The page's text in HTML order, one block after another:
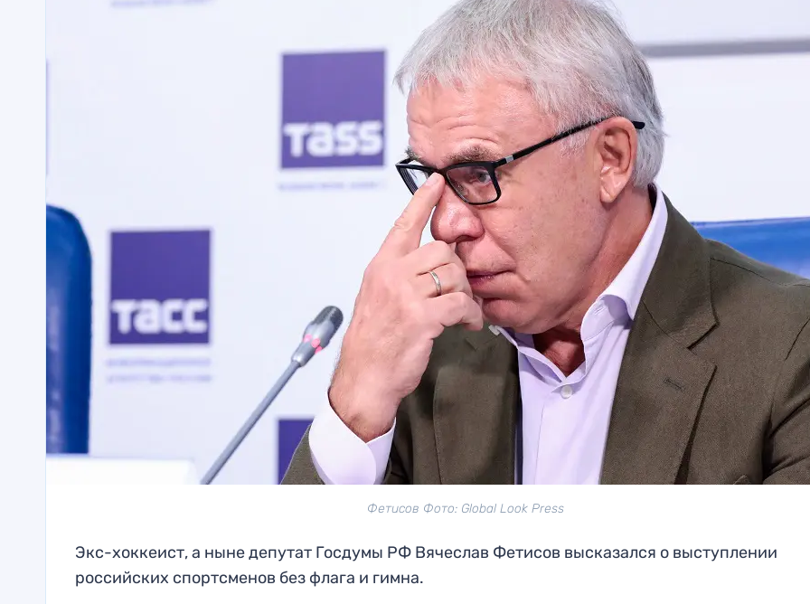
Фетисов Фото: Global Look Press
Экс-хоккеист, а ныне депутат Госдумы РФ Вячеслав Фетисов высказался о выступлении
российских спортсменов без флага и гимна.